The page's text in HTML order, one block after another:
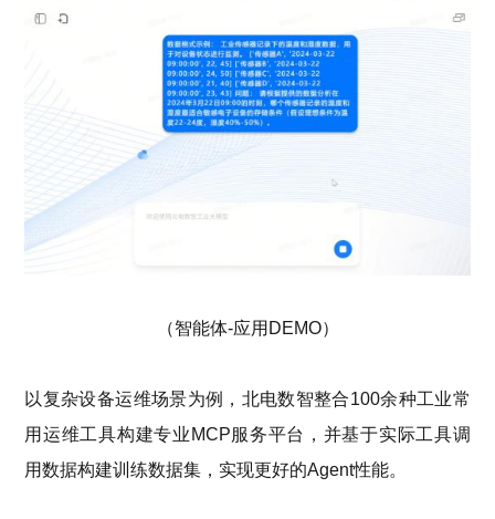
（智能体-应用DEMO）
以复杂设备运维场景为例，北电数智整合100余种工业常
用运维工具构建专业MCP服务平台，并基于实际工具调
用数据构建训练数据集，实现更好的Agent性能。